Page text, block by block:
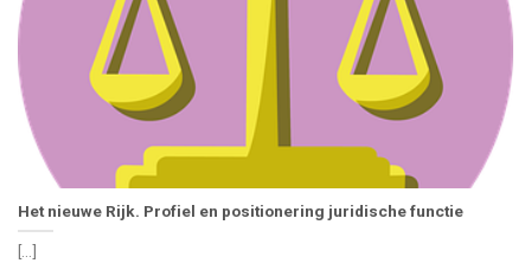
Het nieuwe Rijk. Profiel en positionering juridische functie
[...]